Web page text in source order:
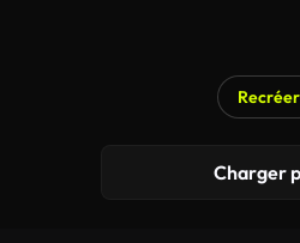
Recréer
Charger